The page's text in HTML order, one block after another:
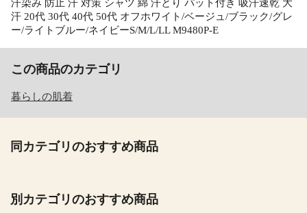
汗染み 防止 汗 対策 シャツ 綿 汗とり パット付き 吸汗速乾 大
汗 20代 30代 40代 50代 オフホワイト/ベージュ/ブラック/グレ
ー/ライトブルー/ネイビーS/M/L/LL M9480P-E
この商品のカテゴリ
暮らしの肌着
同カテゴリのおすすめ商品
別カテゴリのおすすめ商品